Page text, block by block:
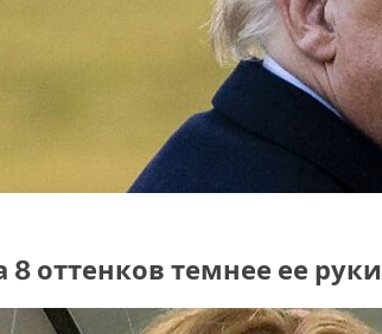
8 оттенков темнее ее руки